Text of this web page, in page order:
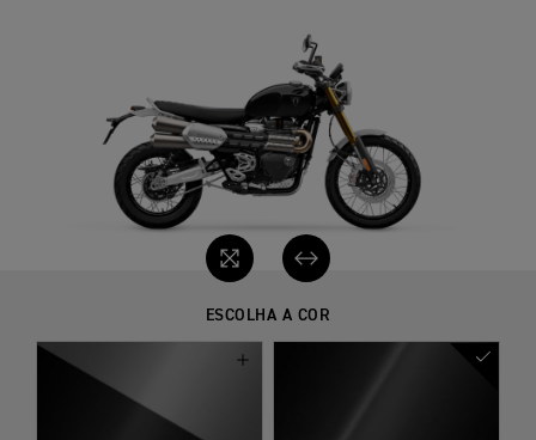
ESCOLHA A COR